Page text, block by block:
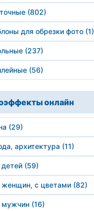
(802)
для обрезки фото (1)
(237)
(56)
онлайн
(29)
архитектура (11)
(59)
с цветами (82)
(16)